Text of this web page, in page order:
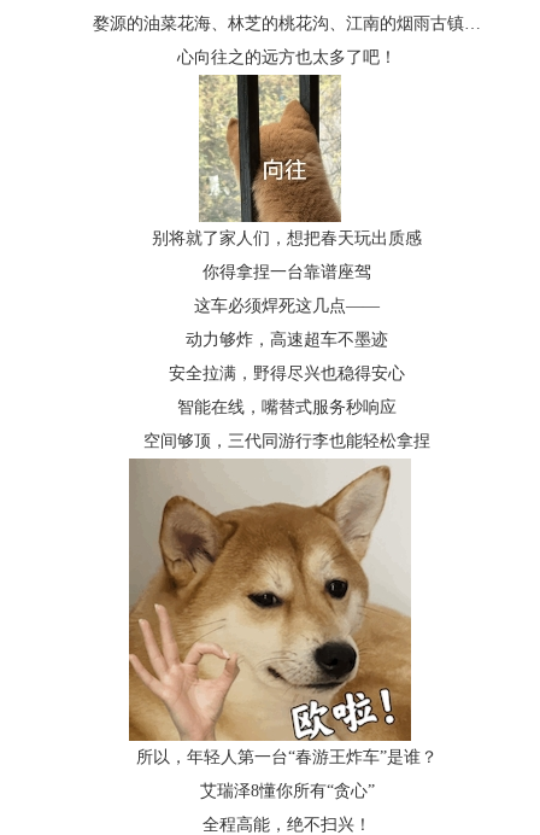
婺源的油菜花海、林芝的桃花沟、江南的烟雨古镇…
心向往之的远方也太多了吧！
别将就了家人们，想把春天玩出质感
你得拿捏一台靠谱座驾
这车必须焊死这几点——
动力够炸，高速超车不墨迹
安全拉满，野得尽兴也稳得安心
智能在线，嘴替式服务秒响应
空间够顶，三代同游行李也能轻松拿捏
所以，年轻人第一台“春游王炸车”是谁？
艾瑞泽8懂你所有“贪心”
全程高能，绝不扫兴！